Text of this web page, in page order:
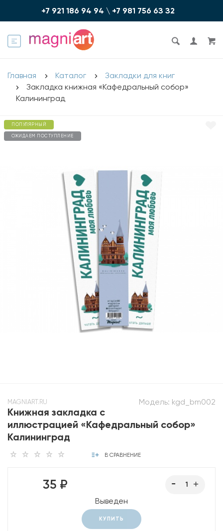
+7 921 186 94 94 \ +7 981 756 6З З2
Главная Каталог
Закладки для книг
Закладка книжная «Кафедральный собор»
Калининград
ПОПУЛЯРНЫЙ
ОЖИДАЕМ ПОСТУПЛЕНИЕ
Модель: kgd_bm002
MAGNIART.RU
Книжная закладка с
иллюстрацией «Кафедральный собор»
Калининград
В СРАВНЕНИЕ
35 ₽
Выведен
КУПИТЬ